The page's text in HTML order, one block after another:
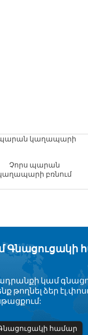
Չորս պարան
բռնում
Գնացուցակի
կամ
թողնել ձեր
համար